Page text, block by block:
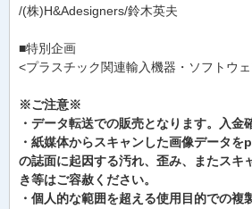
/(株)H&Adesigners/鈴木英夫
■特別企画
<プラスチック関連輸入機器・ソフトウ
※ご注意※
・データ転送での販売となります。入金
・紙媒体からスキャンした画像データ
の誌面に起因する汚れ、歪み、またスキ
き等はご容赦ください。
・個人的な範囲を超える使用目的での複